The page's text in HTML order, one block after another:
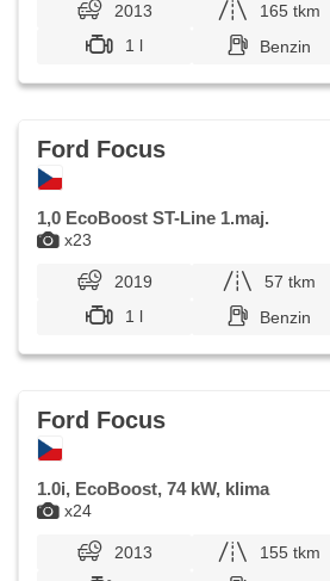
2013 165 tkm
1 l
Benzin
x23
Ford Focus
1,0 EcoBoost ST-Line 1.maj.
2019 57 tkm
1 l
Benzin
x24
Ford Focus
1.0i, EcoBoost, 74 kW, klima
2013 155 tkm